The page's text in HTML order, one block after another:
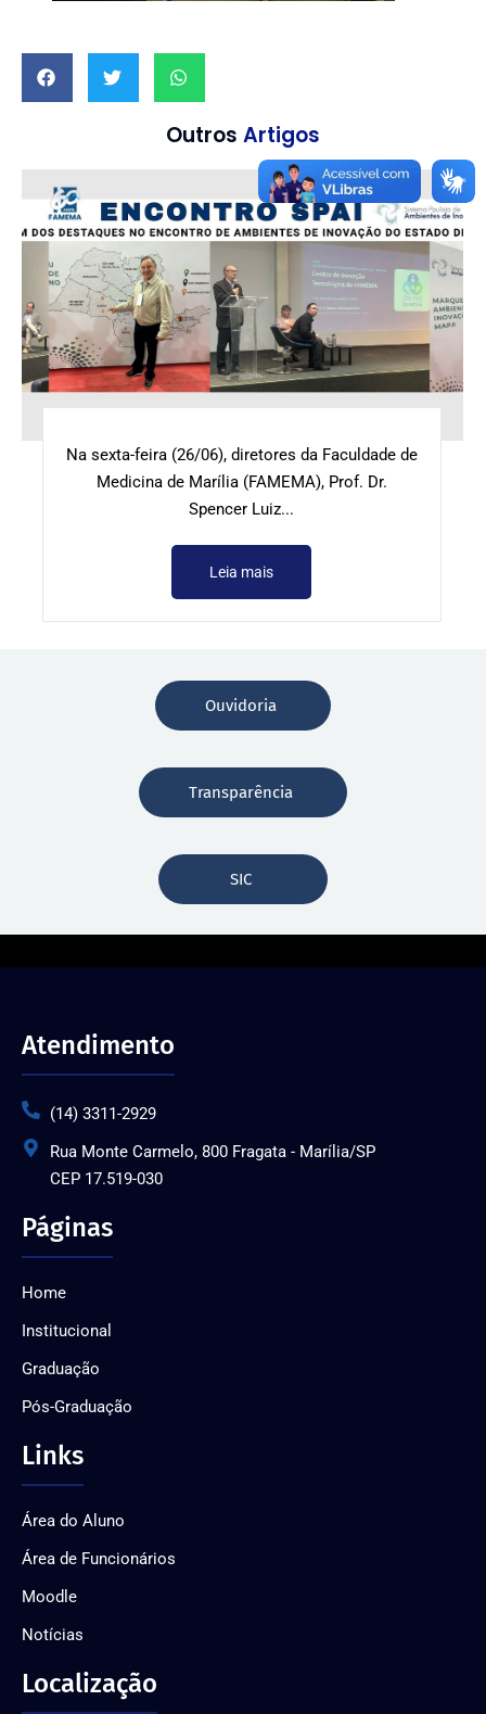
Outros Artigos
Na sexta-feira (26/06), diretores da Faculdade de
Medicina de Marília (FAMEMA), Prof. Dr.
Spencer Luiz...
Leia mais
Ouvidoria
Transparência
SIC
Atendimento
(14) 3311-2929
Rua Monte Carmelo, 800 Fragata - Marília/SP
CEP 17.519-030
Páginas
Home
Institucional
Graduação
Pós-Graduação
Links
Área do Aluno
Área de Funcionários
Moodle
Notícias
Localização